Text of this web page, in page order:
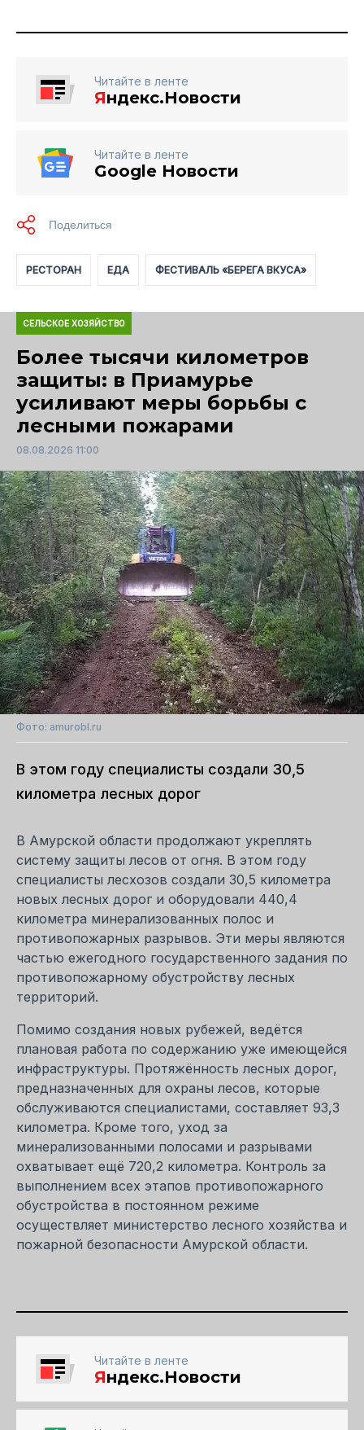
Читайте в ленте
Яндекс.Новости
Читайте в ленте
Google Новости
РЕСТОРАН ЕДА ФЕСТИВАЛЬ «БЕРЕГА ВКУСА»
СЕЛЬСКОЕ ХОЗЯЙСТВО
Более тысячи километров
защиты: в Приамурье
усиливают меры борьбы с
лесными пожарами
08.08.2026 11:00
Фото: amurobl.ru
В этом году специалисты создали 30,5
километра лесных дорог
В Амурской области продолжают укреплять
систему защиты лесов от огня. В этом году
специалисты лесхозов создали 30,5 километра
новых лесных дорог и оборудовали 440,4
километра минерализованных полос и
противопожарных разрывов. Эти меры являются
частью ежегодного государственного задания по
противопожарному обустройству лесных
территорий.
Помимо создания новых рубежей, ведётся
плановая работа по содержанию уже имеющейся
инфраструктуры. Протяжённость лесных дорог,
предназначенных для охраны лесов, которые
обслуживаются специалистами, составляет 93,3
километра. Кроме того, уход за
минерализованными полосами и разрывами
охватывает ещё 720,2 километра. Контроль за
выполнением всех этапов противопожарного
обустройства в постоянном режиме
осуществляет министерство лесного хозяйства и
пожарной безопасности Амурской области.
Читайте в ленте
Яндекс.Новости